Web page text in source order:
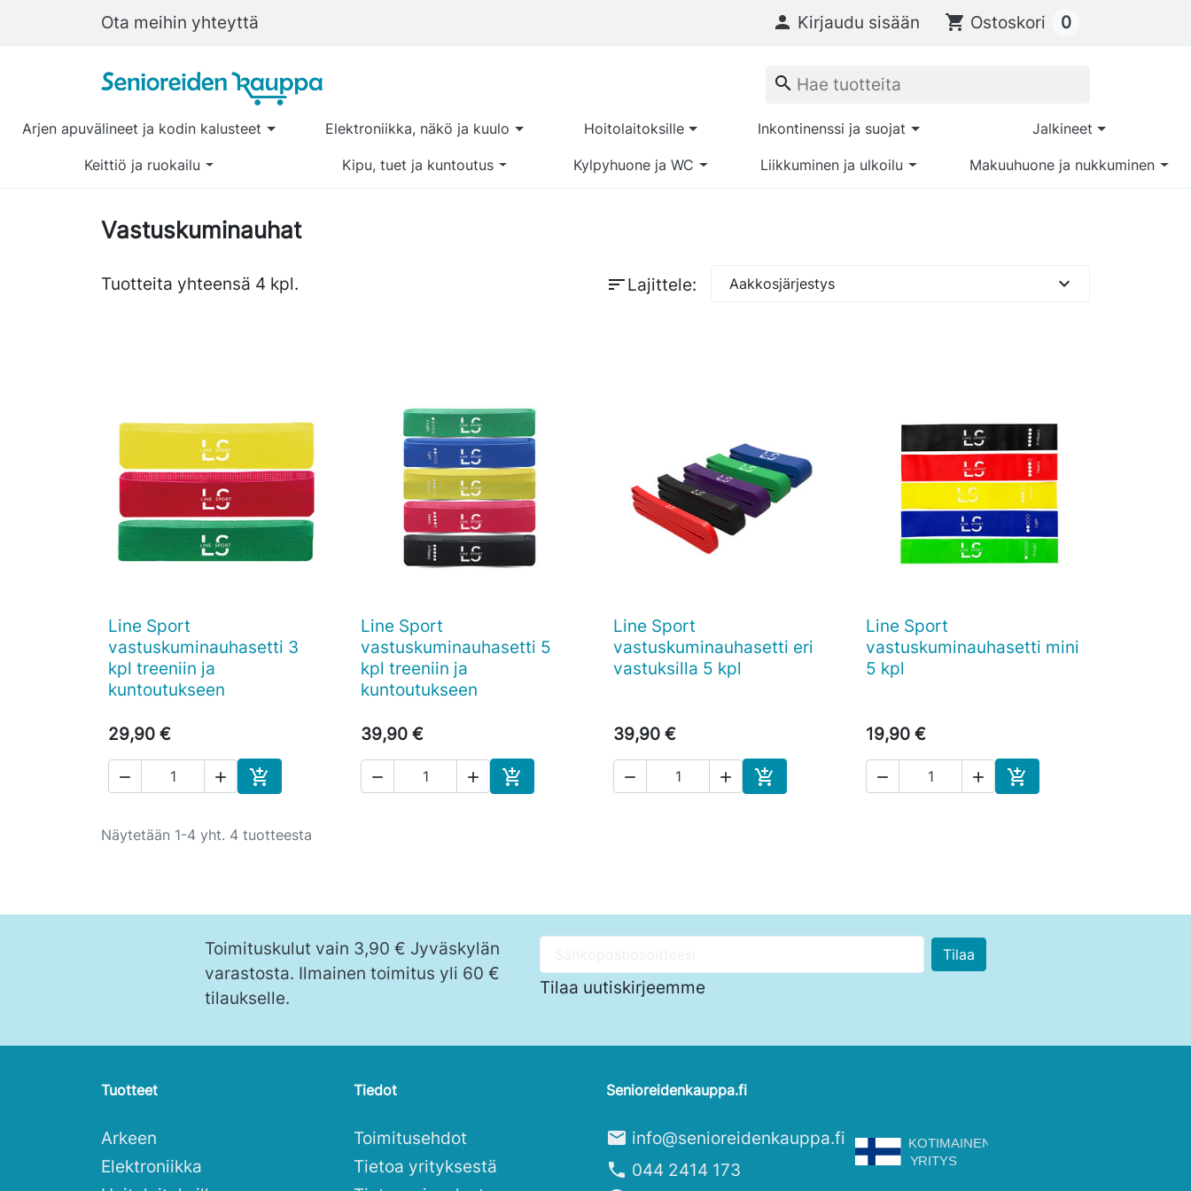
Ota meihin yhteyttä  Kirjaudu sisään shopping_cart Ostoskori 0
Arjen apuvälineet ja kodin kalusteet Elektroniikka, näkö ja kuulo Hoitolaitoksille Inkontinenssi ja suojat Jalkineet
Keittiö ja ruokailu Kipu, tuet ja kuntoutus Kylpyhuone ja WC Liikkuminen ja ulkoilu Makuuhuone ja nukkuminen
search
Vastuskuminauhat
Tuotteita yhteensä 4 kpl. sortLajittele: Aakkosjärjestys expand_more
 Pikakatselu
Line Sport
vastuskuminauhasetti 3
kpl treeniin ja
kuntoutukseen
29,90 €
  
Ostoskoriin
 Pikakatselu
Line Sport
vastuskuminauhasetti 5
kpl treeniin ja
kuntoutukseen
39,90 €
  
Ostoskoriin
 Pikakatselu
Line Sport
vastuskuminauhasetti eri
vastuksilla 5 kpl
39,90 €
  
Ostoskoriin
 Pikakatselu
Line Sport
vastuskuminauhasetti mini
5 kpl
19,90 €
  
Ostoskoriin
Näytetään 1-4 yht. 4 tuotteesta
Toimituskulut vain 3,90 € Jyväskylän
varastosta. Ilmainen toimitus yli 60 €
tilaukselle.
Tilaa uutiskirjeemme
Tuotteet
Arkeen
Elektroniikka
Tiedot
Toimitusehdot
Tietoa yrityksestä
Senioreidenkauppa.fi
mail info@senioreidenkauppa.fi
phone 044 2414 173